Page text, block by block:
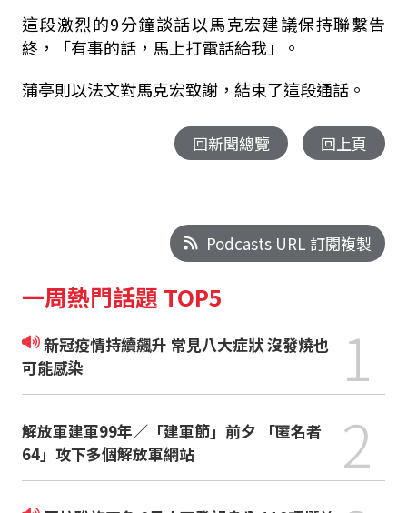
這段激烈的9分鐘談話以馬克宏建議保持聯繫告
終，「有事的話，馬上打電話給我」。
蒲亭則以法文對馬克宏致謝，結束了這段通話。
回新聞總覽 回上頁
Podcasts URL 訂閱複製
一周熱門話題 TOP5
新冠疫情持續飆升 常見八大症狀 沒發燒也
可能感染
1
解放軍建軍99年／「建軍節」前夕 「匿名者
64」攻下多個解放軍網站
2